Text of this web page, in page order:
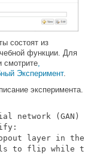
состоят из
функции. Для
смотрите
Эксперимент.
эксперимента.
network (GAN)
layer in the
to flip while